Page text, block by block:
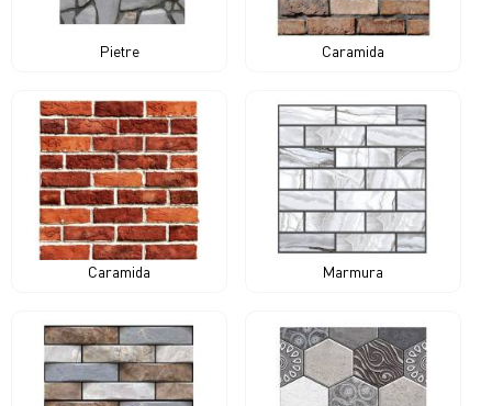
Pietre Caramida
Caramida Marmura